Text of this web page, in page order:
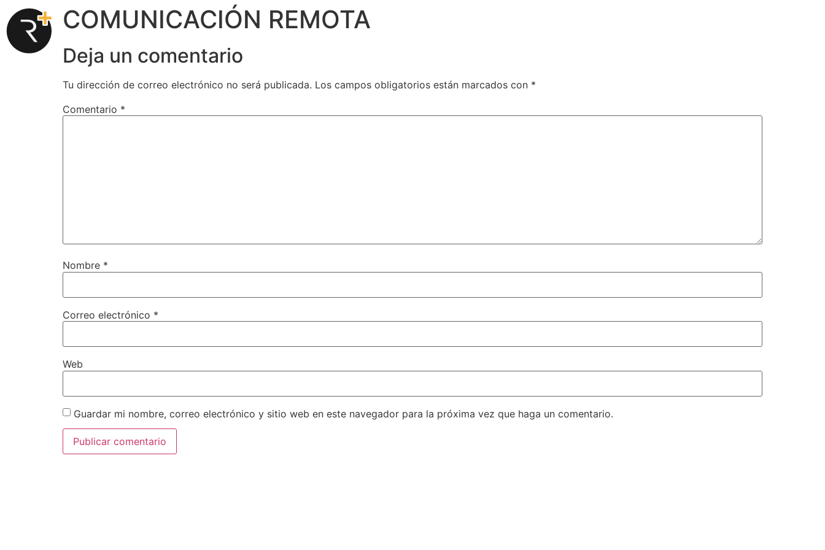
COMUNICACIÓN REMOTA
Deja un comentario
Tu dirección de correo electrónico no será publicada. Los campos obligatorios están marcados con *
Comentario *
Nombre *
Correo electrónico *
Web
Guardar mi nombre, correo electrónico y sitio web en este navegador para la próxima vez que haga un comentario.